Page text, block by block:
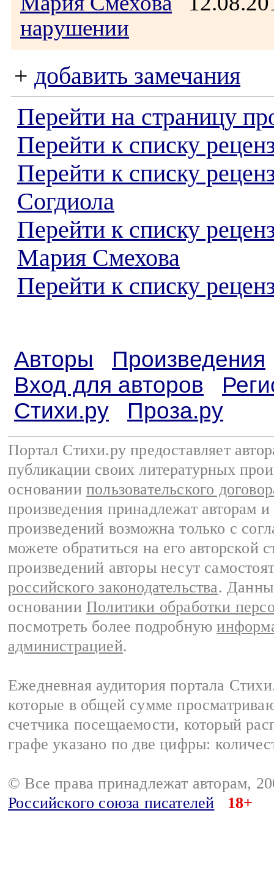
нарушении
+ добавить замечания
Перейти на страницу
Перейти к списку
Перейти к списку
Согдиола
Перейти к списку
Мария Смехова
Перейти к списку
Авторы
Произведения
Вход для авторов
Стихи.ру
Проза.ру
Портал Стихи.ру предоставляет
публикации своих литературных
основании пользовательского
произведения принадлежат авторам
произведений возможна только с
можете обратиться на его авторской
произведений авторы несут
российского законодательства.
основании Политики обработки
посмотреть более подробную
администрацией.
Ежедневная аудитория портала
которые в общей сумме
счетчика посещаемости, который
графе указано по две цифры:
© Все права принадлежат авторам,
Российского союза писателей
18+